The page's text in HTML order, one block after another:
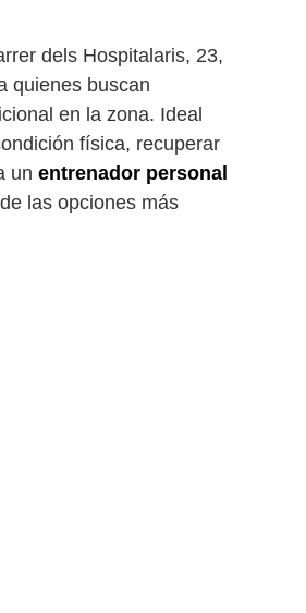
dels Hospitalaris, 23,
quienes buscan
en la zona. Ideal
física, recuperar
un entrenador personal
las opciones más